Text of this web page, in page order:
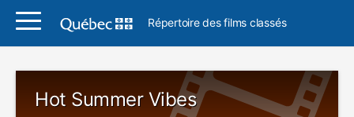
Répertoire des films classés
Hot Summer Vibes